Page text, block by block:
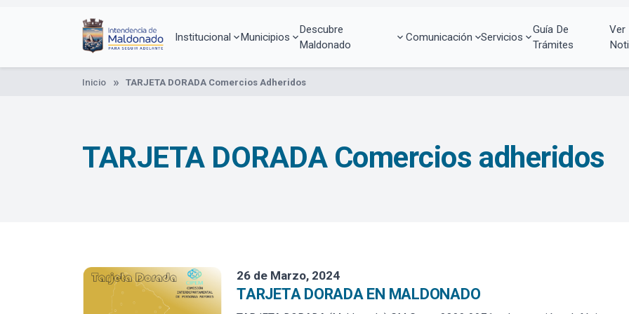
Institucional Municipios
Descubre
Maldonado
Comunicación Servicios
Guía De
Trámites
Ver
Inicio TARJETA DORADA Comercios Adheridos
TARJETA DORADA Comercios adheridos
26 de Marzo, 2024
TARJETA DORADA EN MALDONADO